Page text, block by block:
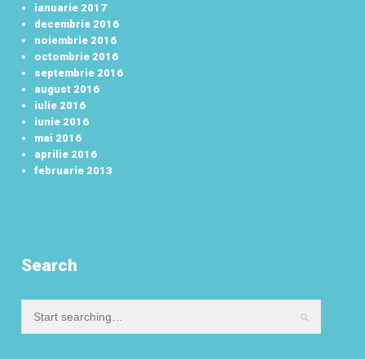
ianuarie 2017
decembrie 2016
noiembrie 2016
octombrie 2016
septembrie 2016
august 2016
iulie 2016
iunie 2016
mai 2016
aprilie 2016
februarie 2013
Search